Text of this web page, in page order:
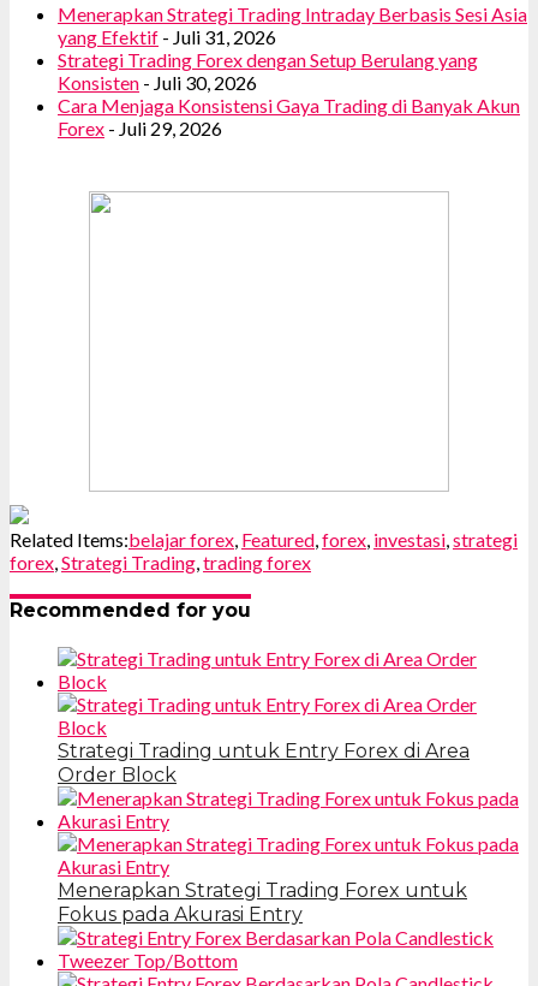
Menerapkan Strategi Trading Intraday Berbasis Sesi Asia
yang Efektif - Juli 31, 2026
Strategi Trading Forex dengan Setup Berulang yang
Konsisten - Juli 30, 2026
Cara Menjaga Konsistensi Gaya Trading di Banyak Akun
Forex - Juli 29, 2026
Related Items:belajar forex, Featured,forex, investasi,strategi
forex,Strategi Trading,trading forex
Recommended for you
Strategi Trading untuk Entry Forex di Area
Order Block
Menerapkan Strategi Trading Forex untuk
Fokus pada Akurasi Entry